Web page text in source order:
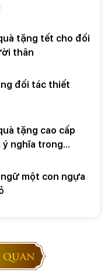
tặng tết cho đối
thân
đối tác thiết
tặng cao cấp
ý nghĩa trong
một con ngựa
QUAN